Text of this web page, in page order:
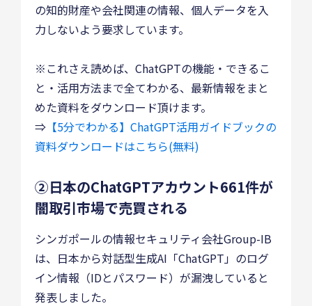
の知的財産や会社関連の情報、個人データを入
力しないよう要求しています。
※これさえ読めば、ChatGPTの機能・できるこ
と・活用方法まで全てわかる、最新情報をまと
めた資料をダウンロード頂けます。
⇒ 【5分でわかる】ChatGPT活用ガイドブックの
資料ダウンロードはこちら(無料)
②日本のChatGPTアカウント661件が
闇取引市場で売買される
シンガポールの情報セキュリティ会社Group-IB
は、日本から対話型生成AI「ChatGPT」のログ
イン情報（IDとパスワード）が漏洩していると
発表しました。